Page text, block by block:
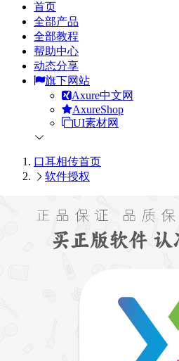
首页
全部产品
全部教程
帮助中心
动态分享
旗下网站
Axure中文网
AxureShop
UI素材网
口耳相传首页
软件授权